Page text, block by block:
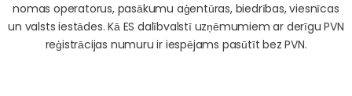
nomas operatorus, pasākumu aģentūras, biedrības, viesnīcas
un valsts iestādes. Kā ES dalībvalstī uzņēmumiem ar derīgu PVN
reģistrācijas numuru ir iespējams pasūtīt bez PVN.